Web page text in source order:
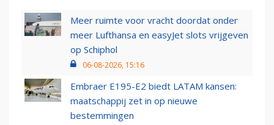
Meer ruimte voor vracht doordat onder
meer Lufthansa en easyJet slots vrijgeven
op Schiphol
06-08-2026, 15:16
Embraer E195-E2 biedt LATAM kansen:
maatschappij zet in op nieuwe
bestemmingen